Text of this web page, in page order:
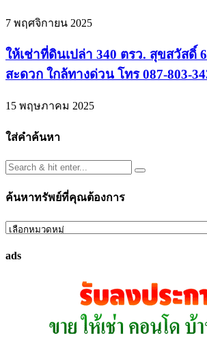
7 พฤศจิกายน 2025
ให้เช่าที่ดินเปล่า 340 ตรว. สุขสวัสดิ์
สะดวก ใกล้ทางด่วน โทร 087-803-
15 พฤษภาคม 2025
ใส่คำค้นหา
ค้นหาทรัพย์ที่คุณต้องการ
ค้นหา
ที่
ads